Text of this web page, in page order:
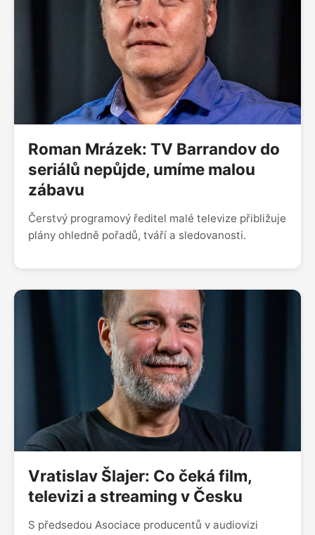
Roman Mrázek: TV Barrandov do
seriálů nepůjde, umíme malou
zábavu
Čerstvý programový ředitel malé televize přibližuje
plány ohledně pořadů, tváří a sledovanosti.
Vratislav Šlajer: Co čeká film,
televizi a streaming v Česku
S předsedou Asociace producentů v audiovizi